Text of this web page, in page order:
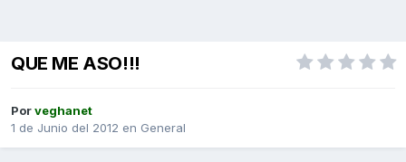
QUE ME ASO!!!
Porveghanet
1 de Junio del 2012 en General